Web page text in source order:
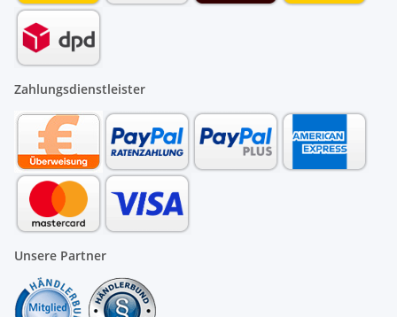
Zahlungsdienstleister
Unsere Partner